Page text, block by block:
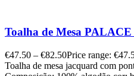
Toalha de Mesa PALACE
€47.50 – €82.50Price range:
Toalha de mesa jacquard com